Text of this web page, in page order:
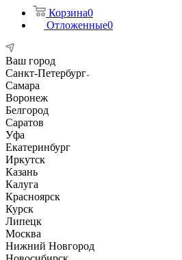
Корзина0
Отложенные0
Ваш город
Санкт-Петербург
Самара
Воронеж
Белгород
Саратов
Уфа
Екатеринбург
Иркутск
Казань
Калуга
Красноярск
Курск
Липецк
Москва
Нижний Новгород